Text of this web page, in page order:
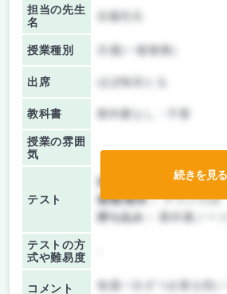
担当の先生
名
佐藤先生
授業種別 共通(一般教養)
出席 ほぼ毎回とる
教科書 教科書なし・不要
授業の雰囲
気
テスト
前期/中間：
授業無し
後期/期末：テストのみ
持ち込み：
教科書ノー
テストの方
式や難易度
コメント 毎週一社ずつ企業を招
続きを見る